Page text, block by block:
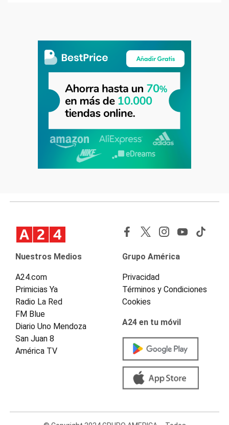
Nuestros Medios
A24.com
Primicias Ya
Radio La Red
FM Blue
Diario Uno Mendoza
San Juan 8
América TV
Grupo América
Privacidad
Términos y Condiciones
Cookies
A24 en tu móvil